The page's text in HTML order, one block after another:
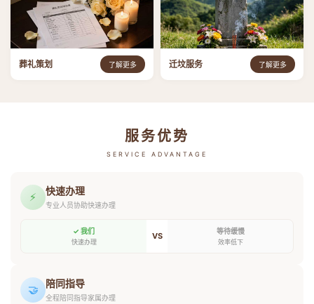
葬礼策划 了解更多 迁坟服务 了解更多
服务优势
SERVICE ADVANTAGE
⚡ 快速办理
专业人员协助快速办理
✓ 我们
快速办理
VS 等待缓慢
效率低下
🤝 陪同指导
全程陪同指导家属办理